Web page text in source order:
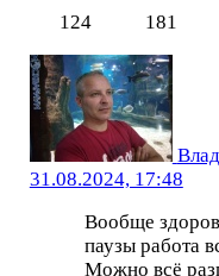
124
181
31.08.2024, 17:48
Вообще
паузы работа
Можно всё